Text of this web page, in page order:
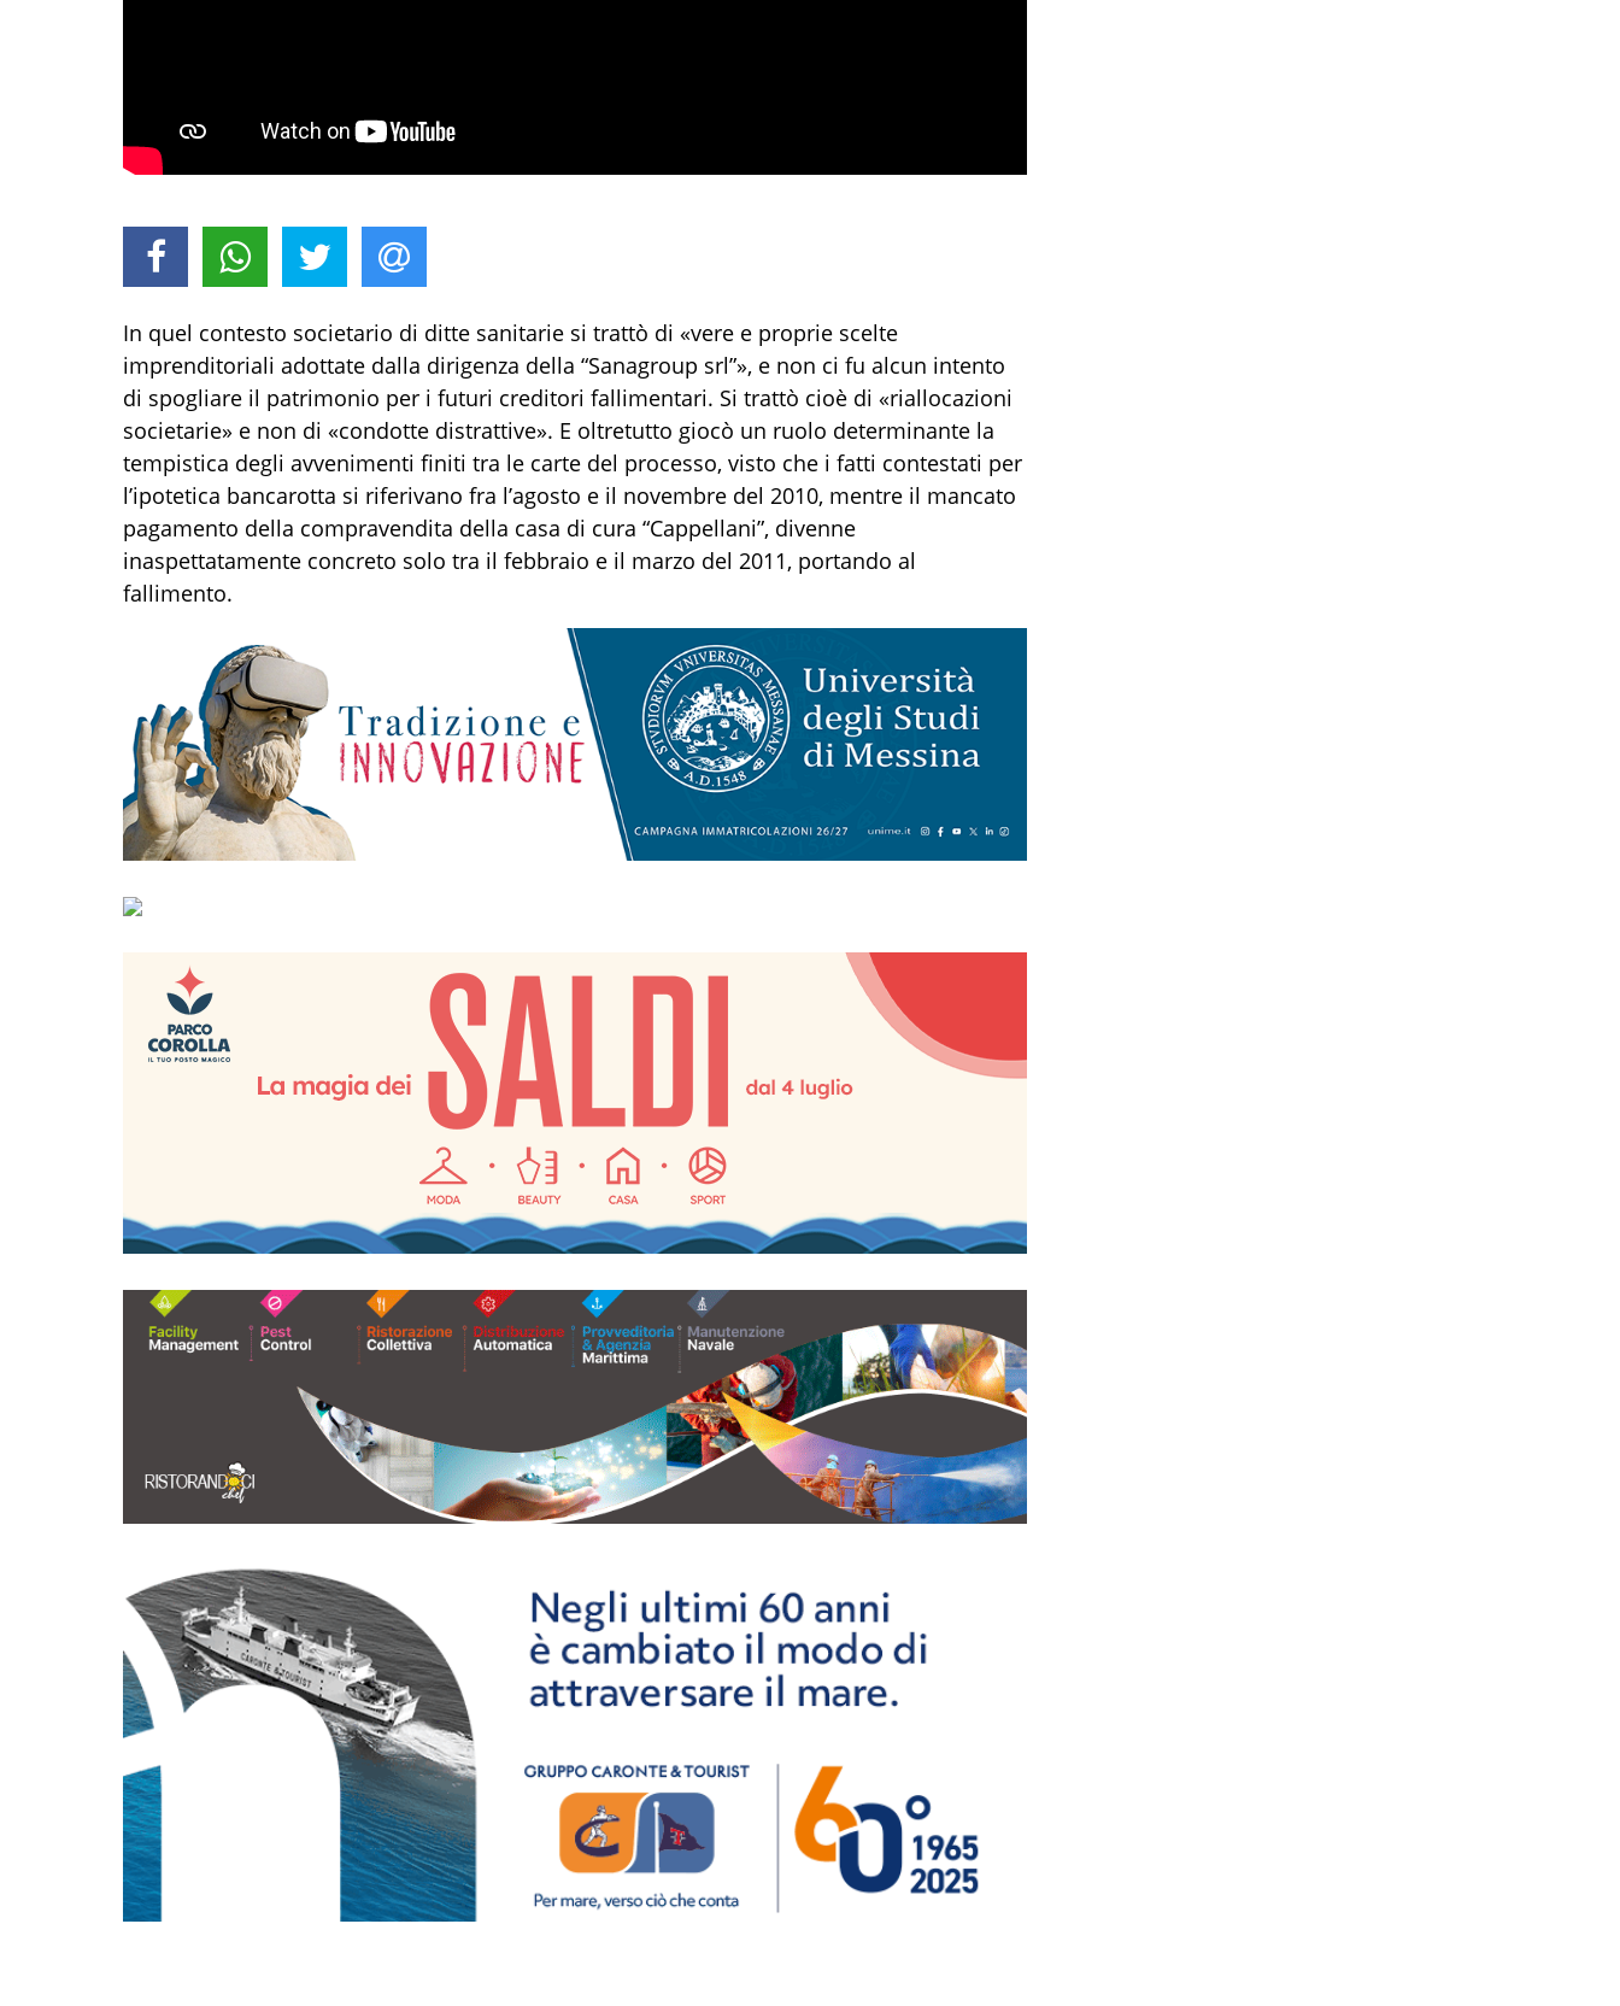
In quel contesto societario di ditte sanitarie si trattò di «vere e proprie scelte
imprenditoriali adottate dalla dirigenza della “Sanagroup srl”», e non ci fu alcun intento
di spogliare il patrimonio per i futuri creditori fallimentari. Si trattò cioè di «riallocazioni
societarie» e non di «condotte distrattive». E oltretutto giocò un ruolo determinante la
tempistica degli avvenimenti finiti tra le carte del processo, visto che i fatti contestati per
l’ipotetica bancarotta si riferivano fra l’agosto e il novembre del 2010, mentre il mancato
pagamento della compravendita della casa di cura “Cappellani”, divenne
inaspettatamente concreto solo tra il febbraio e il marzo del 2011, portando al
fallimento.